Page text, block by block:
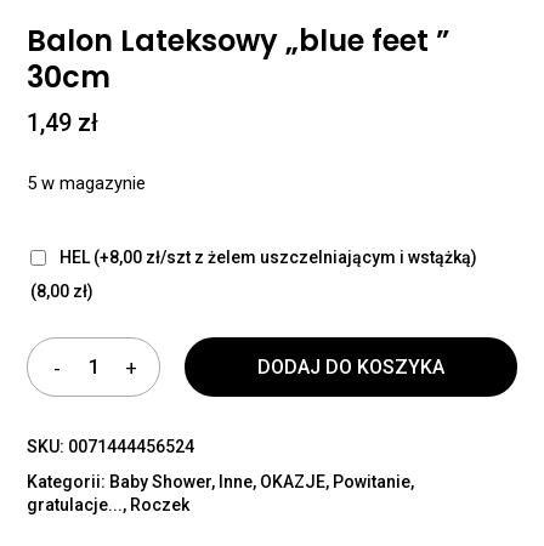
Balon Lateksowy „blue feet ”
30cm
1,49 zł
5 w magazynie
HEL (+8,00 zł/szt z żelem uszczelniającym i wstążką)
(8,00 zł)
DODAJ DO KOSZYKA
SKU: 0071444456524
Kategorii: Baby Shower, Inne, OKAZJE, Powitanie,
gratulacje..., Roczek